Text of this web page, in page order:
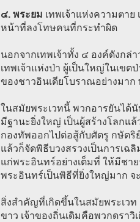
๔. พระยม เทพเจ้าแห่งความตา
หน้าที่ลงโทษคนที่กระทำผิด
นอกจากเทพเจ้าทั้ง ๔ องค์ดังกล่
เทพเจ้าแห่งป่า ผู้เป็นใหญ่ในเขต
ของชาวอินเดียโบราณอย่างมา
ในสมัยพระเวทนี้ พวกอารยันได้
มีฐานะยิ่งใหญ่ เป็นผู้สร้างโลกแ
กองทัพออกไปต่อสู้กับศัตรู กษัตริ
แล้วก็จัดพิธีบวงสรวงเป็นการเ
แก่พระอินทร์อย่างเต็มที่ ให้มีชา
พระอินทร์เป็นพิธีที่ยิ่งใหญ่มาก จ
สิ่งสำคัญที่เกิดขึ้นในสมัยพระเวท
ขาว เจ้าของถิ่นเดิมคือพวกดรา